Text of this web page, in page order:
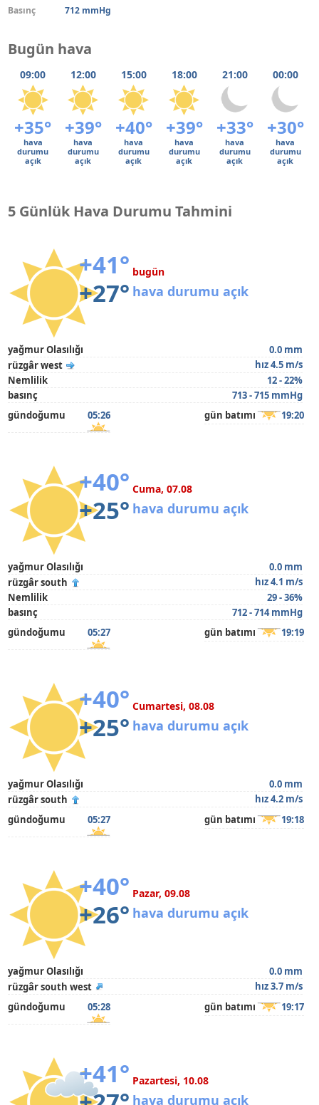
Basınç
712 mmHg
Bugün hava
09:00 12:00 15:00 18:00 21:00 00:00
+35° +39° +40° +39° +33° +30°
hava
durumu
açık
hava
durumu
açık
hava
durumu
açık
hava
durumu
açık
hava
durumu
açık
hava
durumu
açık
5 Günlük Hava Durumu Tahmini
+41°
+27°
bugün
hava durumu açık
yağmur Olasılığı
0.0 mm
rüzgâr west
hız 4.5 m/s
Nemlilik
12 - 22%
basınç
713 - 715 mmHg
gündoğumu
05:26 gün batımı 19:20
+40°
+25°
Cuma, 07.08
hava durumu açık
yağmur Olasılığı
0.0 mm
rüzgâr south
hız 4.1 m/s
Nemlilik
29 - 36%
basınç
712 - 714 mmHg
gündoğumu
05:27 gün batımı 19:19
+40°
+25°
Cumartesi, 08.08
hava durumu açık
yağmur Olasılığı
0.0 mm
rüzgâr south
hız 4.2 m/s
gündoğumu
05:27 gün batımı 19:18
+40°
+26°
Pazar, 09.08
hava durumu açık
yağmur Olasılığı
0.0 mm
rüzgâr south west
hız 3.7 m/s
gündoğumu
05:28 gün batımı 19:17
+41° Pazartesi, 10.08
hava durumu açık